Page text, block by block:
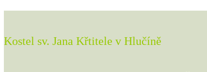
Kostel sv. Jana Křtitele v Hlučíně